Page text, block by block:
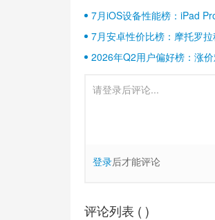
7月iOS设备性能榜：iPad
7月安卓性价比榜：摩托罗
2026年Q2用户偏好榜：涨
登录后才能评论
评论列表 ( )